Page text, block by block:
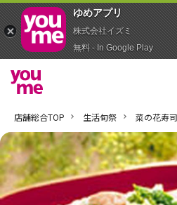
店舗総合TOP 生活旬祭 菜の花寿司
ゆめアプ‪リ‬
株式会社イズミ
無料 - In Google Play